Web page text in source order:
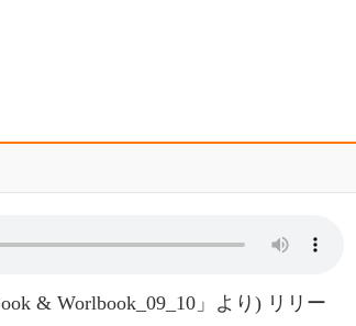
& Worlbook_09_10」より) リリー